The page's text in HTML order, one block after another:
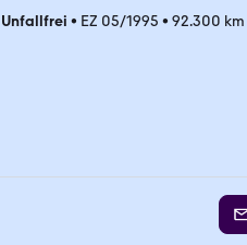
Unfallfrei • EZ 05/1995 • 92.300 km